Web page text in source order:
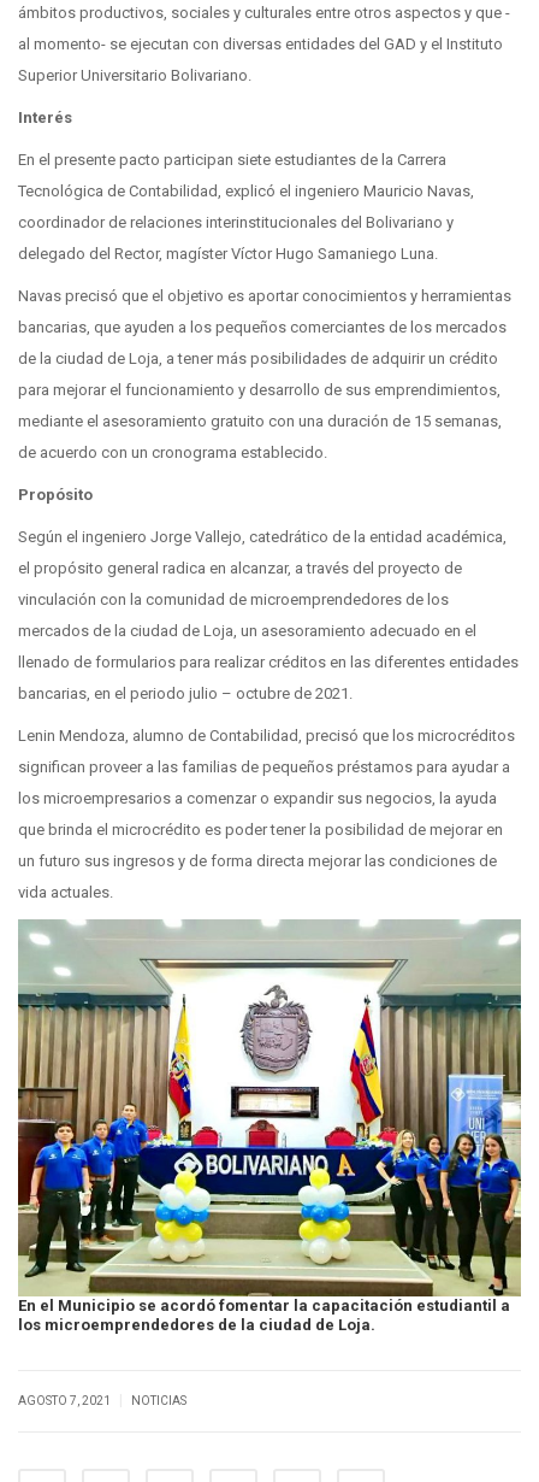
ámbitos productivos, sociales y culturales entre otros aspectos y que -
al momento- se ejecutan con diversas entidades del GAD y el Instituto
Superior Universitario Bolivariano.
Interés
En el presente pacto participan siete estudiantes de la Carrera
Tecnológica de Contabilidad, explicó el ingeniero Mauricio Navas,
coordinador de relaciones interinstitucionales del Bolivariano y
delegado del Rector, magíster Víctor Hugo Samaniego Luna.
Navas precisó que el objetivo es aportar conocimientos y herramientas
bancarias, que ayuden a los pequeños comerciantes de los mercados
de la ciudad de Loja, a tener más posibilidades de adquirir un crédito
para mejorar el funcionamiento y desarrollo de sus emprendimientos,
mediante el asesoramiento gratuito con una duración de 15 semanas,
de acuerdo con un cronograma establecido.
Propósito
Según el ingeniero Jorge Vallejo, catedrático de la entidad académica,
el propósito general radica en alcanzar, a través del proyecto de
vinculación con la comunidad de microemprendedores de los
mercados de la ciudad de Loja, un asesoramiento adecuado en el
llenado de formularios para realizar créditos en las diferentes entidades
bancarias, en el periodo julio – octubre de 2021.
Lenin Mendoza, alumno de Contabilidad, precisó que los microcréditos
significan proveer a las familias de pequeños préstamos para ayudar a
los microempresarios a comenzar o expandir sus negocios, la ayuda
que brinda el microcrédito es poder tener la posibilidad de mejorar en
un futuro sus ingresos y de forma directa mejorar las condiciones de
vida actuales.
En el Municipio se acordó fomentar la capacitación estudiantil a
los microemprendedores de la ciudad de Loja.
AGOSTO 7, 2021 NOTICIAS